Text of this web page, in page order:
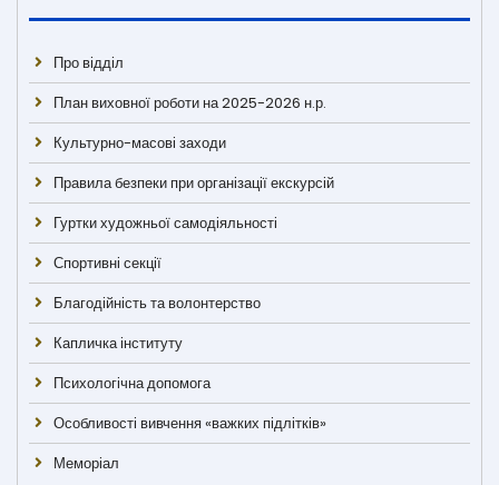
Про відділ
План виховної роботи на 2025-2026 н.р.
Культурно-масові заходи
Правила безпеки при організації екскурсій
Гуртки художньої самодіяльності
Спортивні секції
Благодійність та волонтерство
Капличка інституту
Психологічна допомога
Особливості вивчення «важких підлітків»
Меморіал